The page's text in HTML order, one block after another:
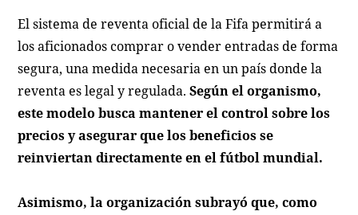
El sistema de reventa oficial de la Fifa permitirá a
los aficionados comprar o vender entradas de forma
segura, una medida necesaria en un país donde la
reventa es legal y regulada.Según el organismo,
este modelo busca mantener el control sobre los
precios y asegurar que los beneficios se
reinviertan directamente en el fútbol mundial.
Asimismo, la organización subrayó que, como